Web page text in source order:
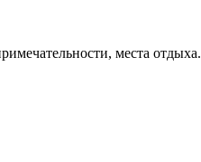
места отдыха.